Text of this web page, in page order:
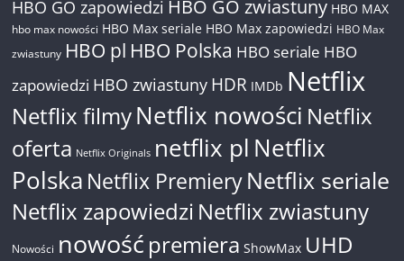
HBO GO zapowiedzi HBO GO zwiastuny HBO MAX
hbo max nowości HBO Max seriale HBO Max zapowiedzi HBO Max
zwiastuny HBO pl HBO Polska HBO seriale HBO
zapowiedzi HBO zwiastuny HDR IMDb Netflix
Netflix filmyNetflix nowości Netflix
oferta Netflix Originals netflix pl Netflix
Polska Netflix PremieryNetflix seriale
Netflix zapowiedzi Netflix zwiastuny
Nowości nowość premiera ShowMax UHD